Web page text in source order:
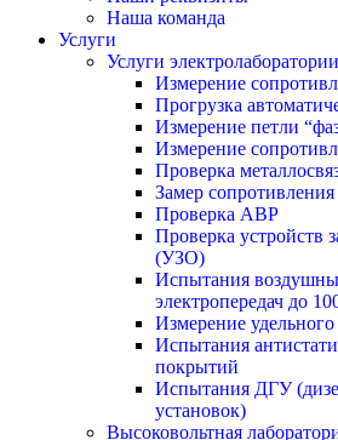
Наша команда
Услуги
Услуги
Измерение
Прогрузка
Измерение петли
Измерение
Проверка
Замер
Проверка АВР
Проверка устройств
(УЗО)
Испытания
электропередач до
Измерение
Испытания
покрытий
Испытания ДГУ
установок)
Высоковольтная